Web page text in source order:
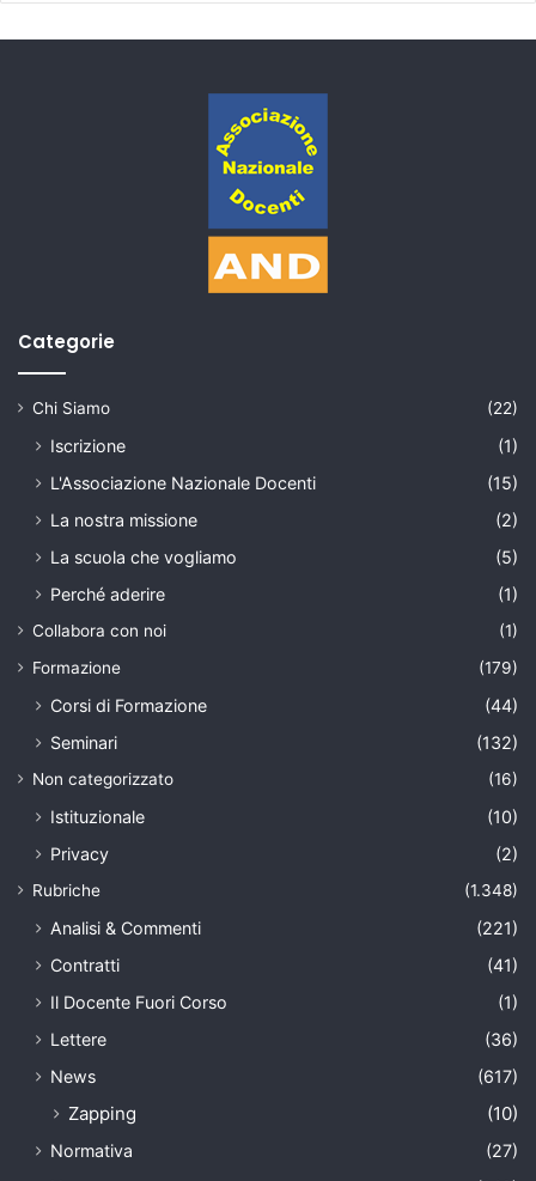
Categorie
Chi Siamo (22)
Iscrizione
(1)
L'Associazione Nazionale Docenti
(15)
La nostra missione
(2)
La scuola che vogliamo
(5)
Perché aderire
(1)
Collabora con noi
(1)
Formazione
(179)
Corsi di Formazione
(44)
Seminari
(132)
Non categorizzato (16)
Istituzionale
(10)
Privacy
(2)
Rubriche (1.348)
Analisi & Commenti
(221)
Contratti
(41)
Il Docente Fuori Corso
(1)
Lettere
(36)
News
(617)
Zapping (10)
Normativa
(27)